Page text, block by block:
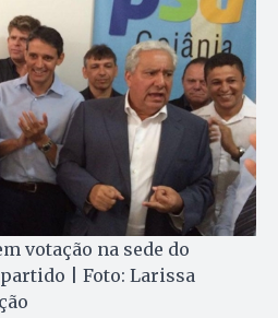
votação na sede do
| Foto: Larissa